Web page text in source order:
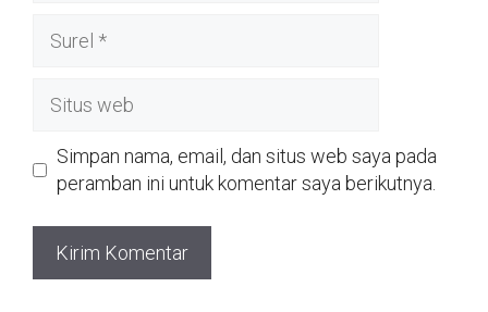
web
Simpan nama, email, dan situs web saya pada
peramban ini untuk komentar saya berikutnya.